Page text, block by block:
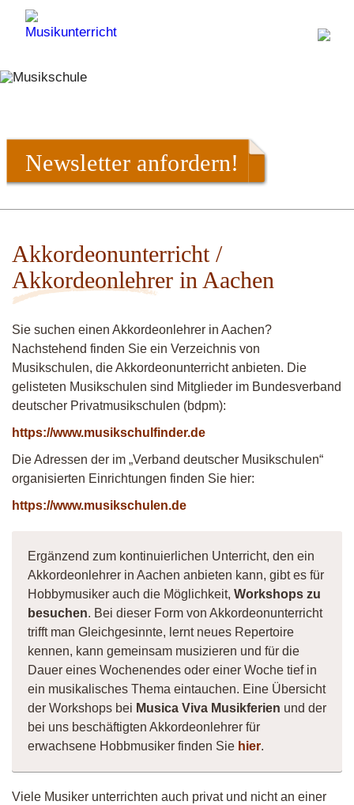
Newsletter anfordern!
Akkordeonunterricht /
Akkordeonlehrer in Aachen
Sie suchen einen Akkordeonlehrer in Aachen?
Nachstehend finden Sie ein Verzeichnis von
Musikschulen, die Akkordeonunterricht anbieten. Die
gelisteten Musikschulen sind Mitglieder im Bundesverband
deutscher Privatmusikschulen (bdpm):
https://www.musikschulfinder.de
Die Adressen der im „Verband deutscher Musikschulen“
organisierten Einrichtungen finden Sie hier:
https://www.musikschulen.de
Ergänzend zum kontinuierlichen Unterricht, den ein
Akkordeonlehrer in Aachen anbieten kann, gibt es für
Hobbymusiker auch die Möglichkeit, Workshops zu
besuchen. Bei dieser Form von Akkordeonunterricht
trifft man Gleichgesinnte, lernt neues Repertoire
kennen, kann gemeinsam musizieren und für die
Dauer eines Wochenendes oder einer Woche tief in
ein musikalisches Thema eintauchen. Eine Übersicht
der Workshops bei Musica Viva Musikferien und der
bei uns beschäftigten Akkordeonlehrer für
erwachsene Hobbmusiker finden Sie hier.
Viele Musiker unterrichten auch privat und nicht an einer